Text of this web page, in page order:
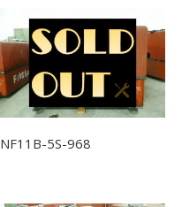
NF11B-5S-968